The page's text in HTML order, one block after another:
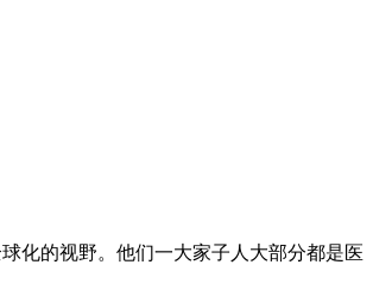
化的视野。他们一大家子人大部分都是医